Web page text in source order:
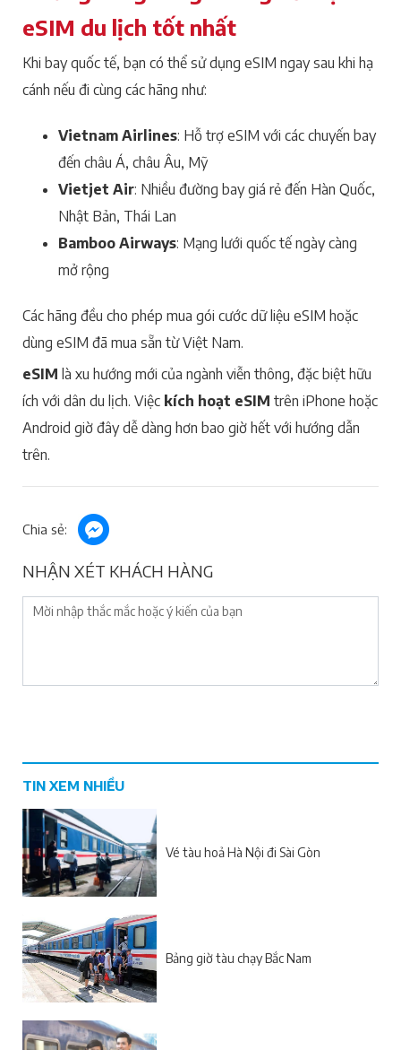
eSIM du lịch tốt nhất
Khi bay quốc tế, bạn có thể sử dụng eSIM ngay sau khi hạ
cánh nếu đi cùng các hãng như:
Vietnam Airlines: Hỗ trợ eSIM với các chuyến bay
đến châu Á, châu Âu, Mỹ
Vietjet Air: Nhiều đường bay giá rẻ đến Hàn Quốc,
Nhật Bản, Thái Lan
Bamboo Airways: Mạng lưới quốc tế ngày càng
mở rộng
Các hãng đều cho phép mua gói cước dữ liệu eSIM hoặc
dùng eSIM đã mua sẵn từ Việt Nam.
eSIM là xu hướng mới của ngành viễn thông, đặc biệt hữu
ích với dân du lịch. Việc kích hoạt eSIM trên iPhone hoặc
Android giờ đây dễ dàng hơn bao giờ hết với hướng dẫn
trên.
Chia sẻ:
NHẬN XÉT KHÁCH HÀNG
TIN XEM NHIỀU
Vé tàu hoả Hà Nội đi Sài Gòn
Bảng giờ tàu chạy Bắc Nam